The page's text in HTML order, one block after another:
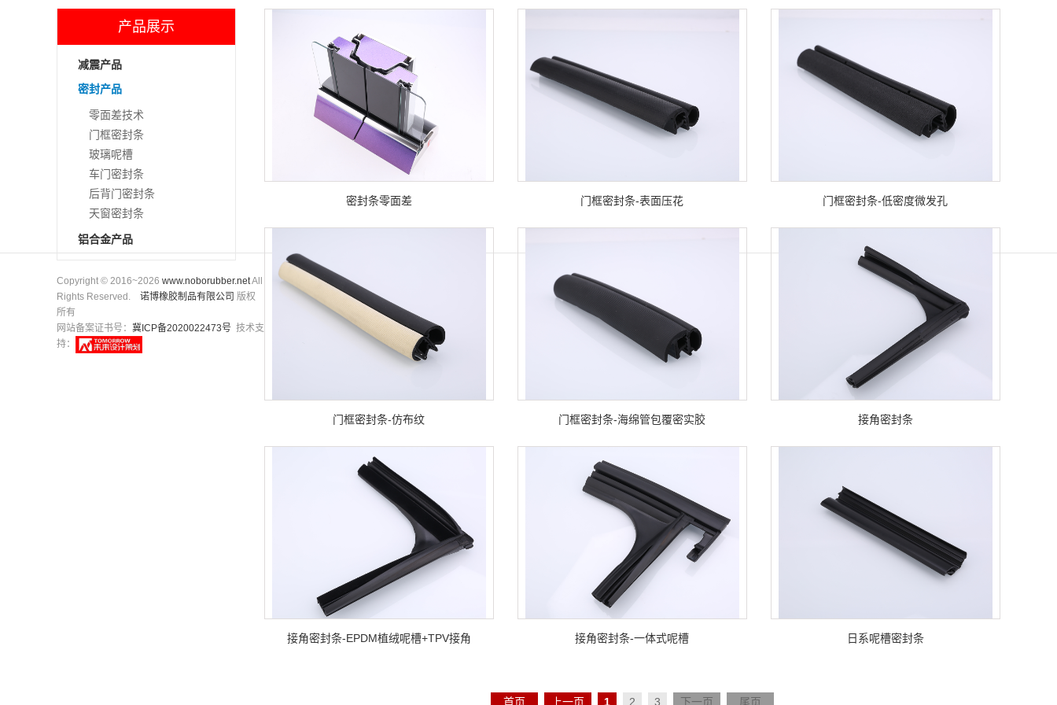
产品展示
减震产品
密封产品
零面差技术
门框密封条
玻璃呢槽
车门密封条
后背门密封条
天窗密封条
铝合金产品
密封条零面差 门框密封条-表面压花 门框密封条-低密度微发孔
门框密封条-仿布纹 门框密封条-海绵管包覆密实胶 接角密封条
接角密封条-EPDM植绒呢槽+TPV接角 接角密封条-一体式呢槽 日系呢槽密封条
首页 上一页 1 2 3 下一页 尾页
Copyright © 2016~2026 www.noborubber.netAll
Rights Reserved. 诺博橡胶制品有限公司 版权
所有
网站备案证书号： 冀ICP备2020022473号 技术支
持：